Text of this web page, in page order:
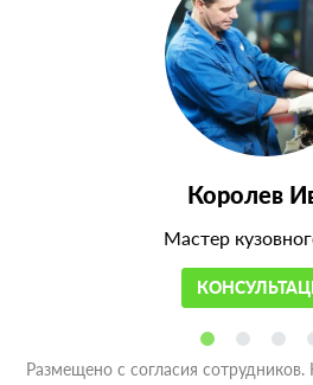
Королев
Мастер
Размещено с согласия